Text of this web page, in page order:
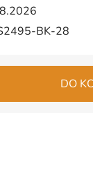
BK-28
DO